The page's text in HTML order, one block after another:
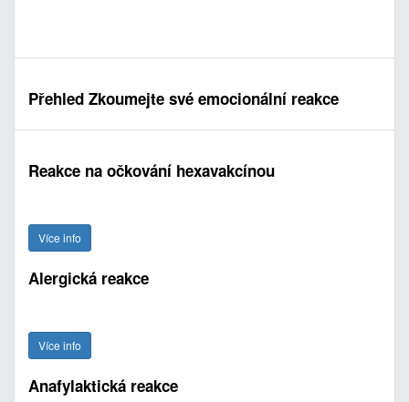
Přehled Zkoumejte své emocionální reakce
Reakce na očkování hexavakcínou
Více info
Alergická reakce
Více info
Anafylaktická reakce